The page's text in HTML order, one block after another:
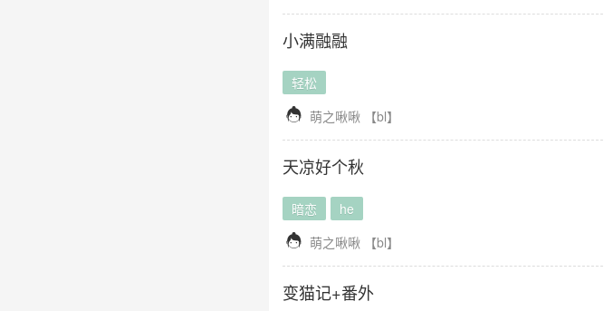
小满融融
轻松
 萌之啾啾 【bl】
天凉好个秋
暗恋 he
 萌之啾啾 【bl】
变猫记+番外